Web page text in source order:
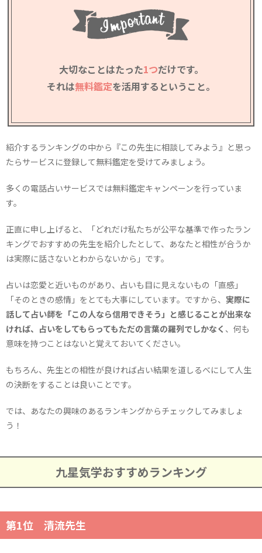
大切なことはたった1つだけです。
それは無料鑑定を活用するということ。
紹介するランキングの中から『この先生に相談してみよう』と思っ
たらサービスに登録して無料鑑定を受けてみましょう。
多くの電話占いサービスでは無料鑑定キャンペーンを行っていま
す。
正直に申し上げると、「どれだけ私たちが公平な基準で作ったラン
キングでおすすめの先生を紹介したとして、あなたと相性が合うか
は実際に話さないとわからないから」です。
占いは恋愛と近いものがあり、占いも目に見えないもの「直感」
「そのときの感情」をとても大事にしています。ですから、 実際に
話して占い師を「この人なら信用できそう」と感じることが出来な
ければ、占いをしてもらってもただの言葉の羅列でしかなく 、何も
意味を持つことはないと覚えておいてください。
もちろん、先生との相性が良ければ占い結果を道しるべにして人生
の決断をすることは良いことです。
では、あなたの興味のあるランキングからチェックしてみましょ
う！
九星気学おすすめランキング
第1位 清流先生